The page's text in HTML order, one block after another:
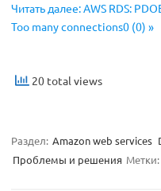
Читать далее: AWS RDS:
Too many connections0 (0) »
20 total views
Раздел: Amazon web services
Проблемы и решения Метки: